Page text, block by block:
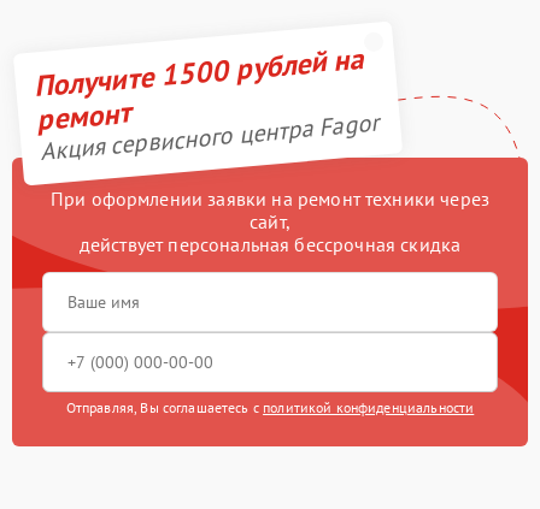
Получите 1500 рублей на
ремонт
Акция сервисного центра Fagor
При оформлении заявки на ремонт техники через
сайт,
действует персональная бессрочная скидка
Отправляя, Вы соглашаетесь с политикой конфиденциальности